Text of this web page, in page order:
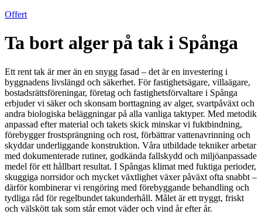
Offert
Ta bort alger på tak i Spånga
Ett rent tak är mer än en snygg fasad – det är en investering i
byggnadens livslängd och säkerhet. För fastighetsägare, villaägare,
bostadsrättsföreningar, företag och fastighetsförvaltare i Spånga
erbjuder vi säker och skonsam borttagning av alger, svartpåväxt och
andra biologiska beläggningar på alla vanliga taktyper. Med metodik
anpassad efter material och takets skick minskar vi fuktbindning,
förebygger frostsprängning och rost, förbättrar vattenavrinning och
skyddar underliggande konstruktion. Våra utbildade tekniker arbetar
med dokumenterade rutiner, godkända fallskydd och miljöanpassade
medel för ett hållbart resultat. I Spångas klimat med fuktiga perioder,
skuggiga norrsidor och mycket växtlighet växer påväxt ofta snabbt –
därför kombinerar vi rengöring med förebyggande behandling och
tydliga råd för regelbundet takunderhåll. Målet är ett tryggt, friskt
och välskött tak som står emot väder och vind år efter år.